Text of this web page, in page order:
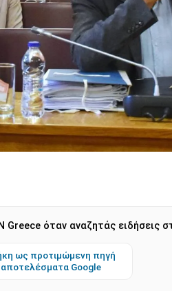
όταν αναζητάς ειδήσεις
ως προτιμώμενη πηγή
Google